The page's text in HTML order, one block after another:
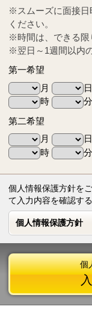
※スムーズに面接日
ください。
※時間は、できる限
※翌日～1週間以内
第一希望
月
日
時
第二希望
月
日
時
個人情報保護方針を
て入力内容を確認す
個人情報保護方針
個人情報保護方針
個